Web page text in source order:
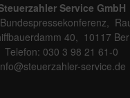
Service GmbH
40, 10117
Telefon: 030 3 98 21 61-0
service.de